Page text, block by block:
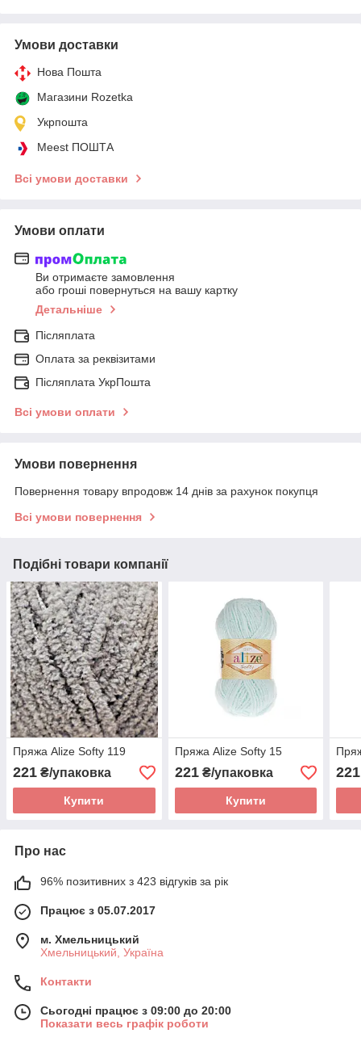
Умови доставки
Нова Пошта
Магазини Rozetka
Укрпошта
Meest ПОШТА
Всі умови доставки
Умови оплати
Ви отримаєте замовлення
або гроші повернуться на вашу картку
Детальніше
Післяплата
Оплата за реквізитами
Післяплата УкрПошта
Всі умови оплати
Умови повернення
Повернення товару впродовж 14 днів за рахунок покупця
Всі умови повернення
Подібні товари компанії
Пряжа Alize Softy 119
221 ₴/упаковка
Купити
Пряжа Alize Softy 15
221₴/упаковка
Купити
221
Про нас
96% позитивних з 423 відгуків за рік
Працює з 05.07.2017
м. Хмельницький
Хмельницький, Україна
Контакти
Сьогодні працює з 09:00 до 20:00
Показати весь графік роботи